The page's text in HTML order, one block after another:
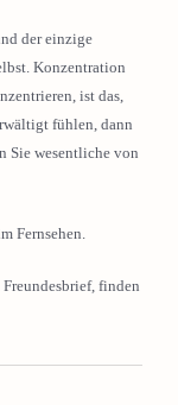
der einzige
Konzentration
ist das,
fühlen, dann
Sie wesentliche von
Fernsehen.
finden